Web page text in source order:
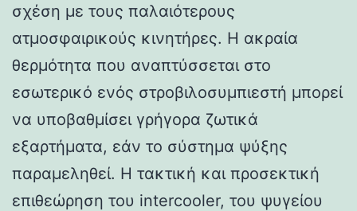
σχέση με τους παλαιότερους
ατμοσφαιρικούς κινητήρες. Η ακραία
θερμότητα που αναπτύσσεται στο
εσωτερικό ενός στροβιλοσυμπιεστή μπορεί
να υποβαθμίσει γρήγορα ζωτικά
εξαρτήματα, εάν το σύστημα ψύξης
παραμεληθεί. Η τακτική και προσεκτική
επιθεώρηση του intercooler, του ψυγείου